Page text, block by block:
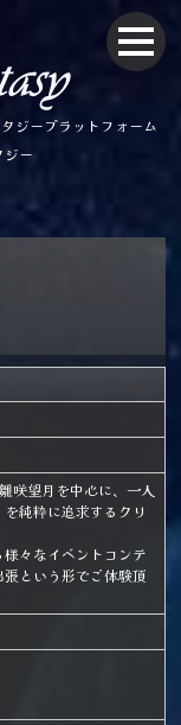
ジープラットフォーム
ー
咲望月を中心に、一人
純粋に追求するクリ
々なイベントコンテ
という形でご体験頂